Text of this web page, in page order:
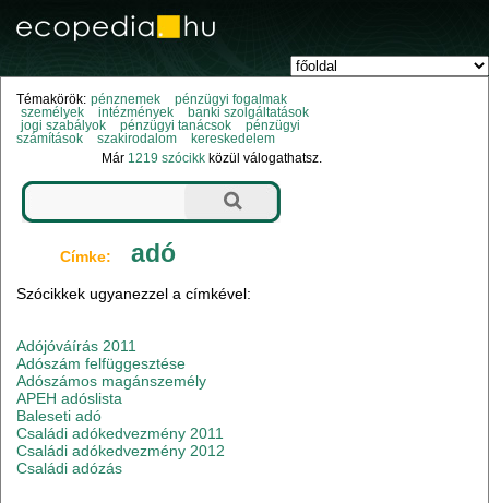
Témakörök: pénznemek
pénzügyi fogalmak
személyek
intézmények
banki szolgáltatások
jogi szabályok
pénzügyi tanácsok
pénzügyi
számítások
szakirodalom
kereskedelem
Már 1219 szócikk közül válogathatsz.
Címke: adó
Szócikkek ugyanezzel a címkével:
Adójóváírás 2011
Adószám felfüggesztése
Adószámos magánszemély
APEH adóslista
Baleseti adó
Családi adókedvezmény 2011
Családi adókedvezmény 2012
Családi adózás